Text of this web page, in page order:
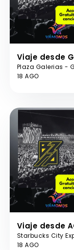
Viaje desde
Plaza Galerias -
18 AGO
Viaje desde
Starbucks City
18 AGO